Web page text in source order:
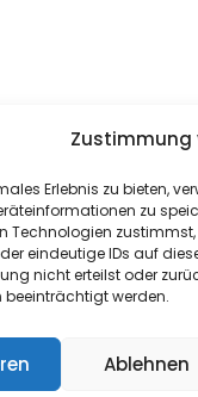
Zustimmung
Erlebnis zu bieten,
zu
Technologien
eindeutige IDs auf
nicht erteilst oder
beeinträchtigt werden.
Ablehnen